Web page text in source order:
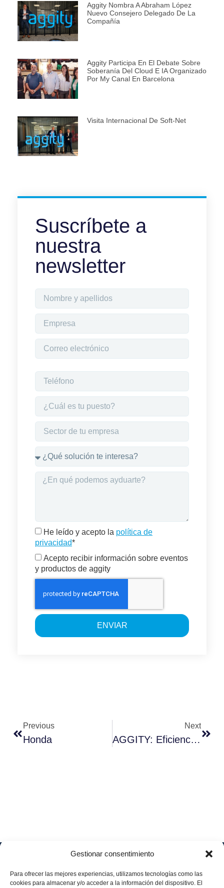
Gestionar consentimiento
Para ofrecer las mejores experiencias, utilizamos tecnologías como las
cookies para almacenar y/o acceder a la información del dispositivo. El
Aggity Nombra A Abraham López
Nuevo Consejero Delegado De La
Compañía
Aggity Participa En El Debate Sobre
Soberanía Del Cloud E IA Organizado
Por My Canal En Barcelona
Visita Internacional De Soft-Net
Suscríbete a
nuestra
newsletter
He leído y acepto la política de
privacidad*
Acepto recibir información sobre eventos
y productos de aggity
ENVIAR
Previous
Honda
Next
AGGITY: Eficiencia Energética, Para Una Producción Industrial Más Sostenible.
Soluciones
Data
Industrial
Quiénes
Únete
legal
Política